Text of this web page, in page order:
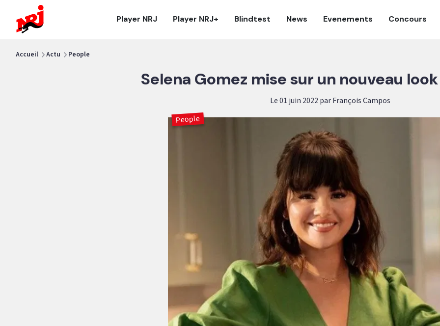
Player NRJ Player NRJ+ Blindtest News Evenements Concours
Accueil Actu People
Selena Gomez mise sur un nouveau
Le 01 juin 2022 par François Campos
People